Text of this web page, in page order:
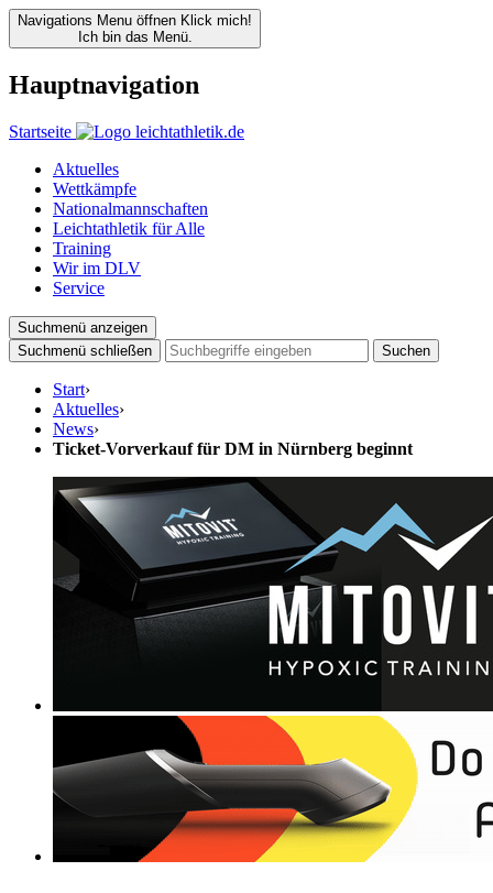
Navigations Menu öffnen Klick mich!
Ich bin das Menü.
Hauptnavigation
Startseite
Aktuelles
Wettkämpfe
Nationalmannschaften
Leichtathletik für Alle
Training
Wir im DLV
Service
Suchmenü anzeigen
Suchmenü schließen
Suchen
Start›
Aktuelles›
News›
Ticket-Vorverkauf für DM in Nürnberg beginnt